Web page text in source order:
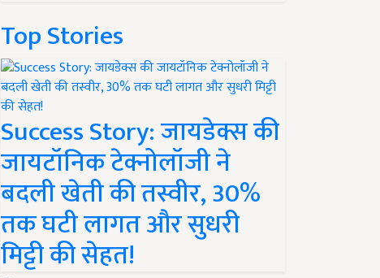
Top Stories
Success Story: जायडेक्स की
जायटॉनिक टेक्नोलॉजी ने
बदली खेती की तस्वीर, 30%
तक घटी लागत और सुधरी
मिट्टी की सेहत!